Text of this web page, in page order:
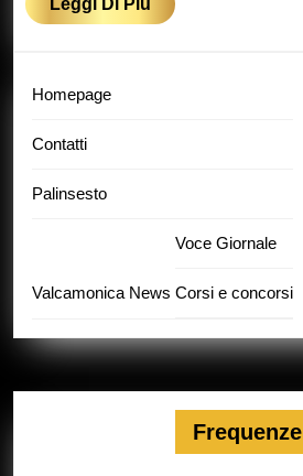
Di
Homepage
Contatti
Palinsesto
Valcamonica News
Voce Giornale
Corsi e concorsi
Frequenze